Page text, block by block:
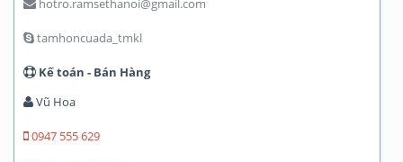
hotro.ramsethanoi@gmail.com
tamhoncuada_tmkl
Kế toán - Bán Hàng
Vũ Hoa
0947 555 629